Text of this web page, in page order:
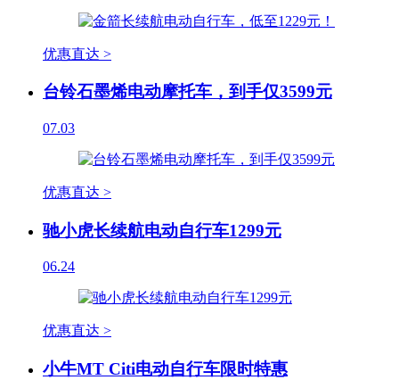
优惠直达 >
台铃石墨烯电动摩托车，到手仅3599元
07.03
优惠直达 >
驰小虎长续航电动自行车1299元
06.24
优惠直达 >
小牛MT Citi电动自行车限时特惠